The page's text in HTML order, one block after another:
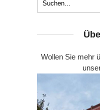
Wollen Sie mehr